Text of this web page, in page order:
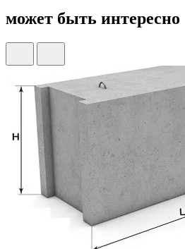
может быть интересно